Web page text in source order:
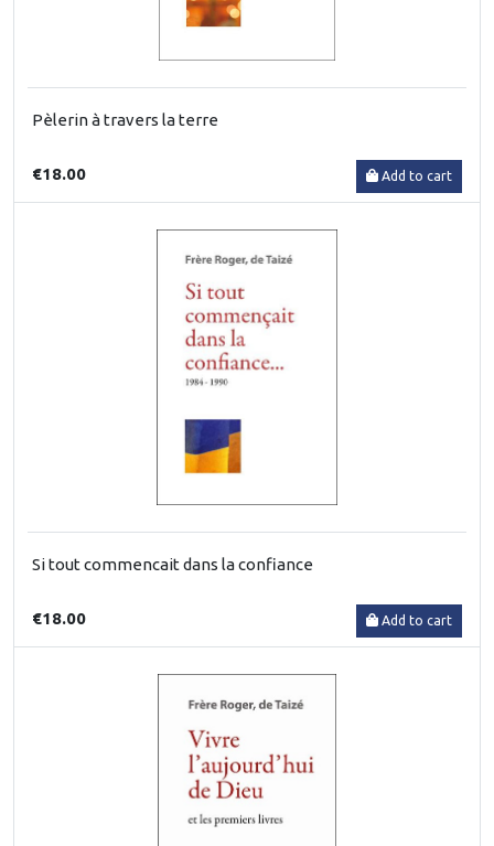
Pèlerin à travers la terre
€18.00 Add to cart
Si tout commencait dans la confiance
€18.00 Add to cart